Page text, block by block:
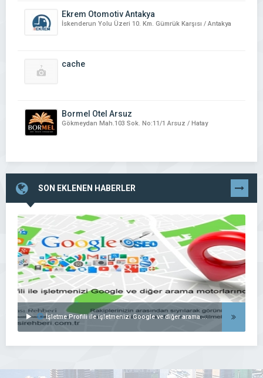
Ekrem Otomotiv Antakya
İskenderun Yolu Üzeri 10. Km. Gümrük Karşısı / Antakya
cache
Bormel Otel Arsuz
Gökmeydan Mah.103 Sok. No:11/1 Arsuz / Hatay
SON EKLENEN HABERLER TÜMÜNÜ
GÖR
İşletme Profili ile işletmenizi Google ve diğer arama motorlarında listeleyin..